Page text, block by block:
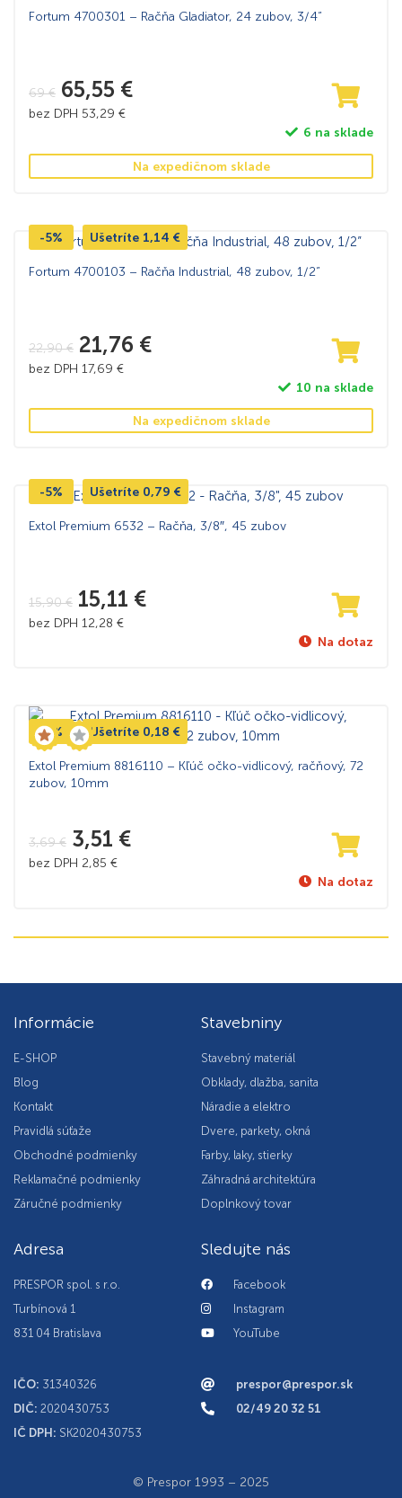
Fortum 4700301 – Račňa Gladiator, 24 zubov, 3/4”
69€ 65,55 €
bez DPH 53,29 €
6 na sklade
Na expedičnom sklade
-5% Ušetríte 1,14 €
Fortum 4700103 – Račňa Industrial, 48 zubov, 1/2”
22,90€ 21,76 €
bez DPH 17,69 €
10 na sklade
Na expedičnom sklade
-5% Ušetríte 0,79 €
Extol Premium 6532 – Račňa, 3/8″, 45 zubov
15,90€ 15,11 €
bez DPH 12,28 €
Na dotaz
-5% Ušetríte 0,18 €
Extol Premium 8816110 – Kľúč očko-vidlicový, račňový, 72
zubov, 10mm
3,69€ 3,51 €
bez DPH 2,85 €
Na dotaz
Informácie
E-SHOP
Blog
Kontakt
Pravidlá súťaže
Obchodné podmienky
Reklamačné podmienky
Záručné podmienky
Stavebniny
Stavebný materiál
Obklady, dlažba, sanita
Náradie a elektro
Dvere, parkety, okná
Farby, laky, stierky
Záhradná architektúra
Doplnkový tovar
Adresa
PRESPOR spol. s r.o.
Turbínová 1
831 04 Bratislava
IČO: 31340326
DIČ: 2020430753
IČ DPH: SK2020430753
Sledujte nás
Facebook
Instagram
YouTube
prespor@prespor.sk
02/49 20 32 51
© Prespor 1993 – 2025